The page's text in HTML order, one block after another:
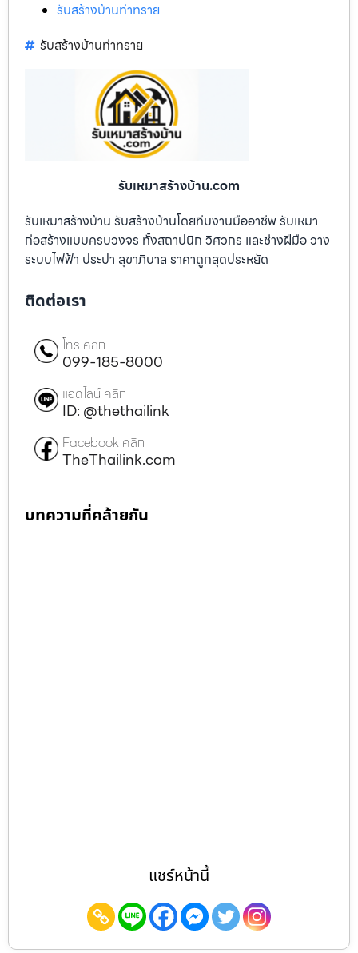
รับสร้างบ้านท่าทราย
รับสร้างบ้านท่าทราย
รับเหมาสร้างบ้าน.com
รับเหมาสร้างบ้าน รับสร้างบ้านโดยทีมงานมืออาชีพ รับเหมา
ก่อสร้างแบบครบวงจร ทั้งสถาปนิก วิศวกร และช่างฝีมือ วาง
ระบบไฟฟ้า ประปา สุขาภิบาล ราคาถูกสุดประหยัด
ติดต่อเรา
โทร คลิก
099-185-8000
แอดไลน์ คลิก
ID: @thethailink
Facebook คลิก
TheThailink.com
บทความที่คล้ายกัน
แชร์หน้านี้